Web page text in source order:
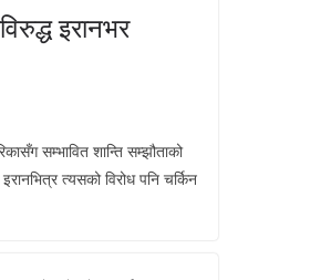
इरानभर
सम्भावित शान्ति सम्झौताको
त्यसको विरोध पनि चर्किन